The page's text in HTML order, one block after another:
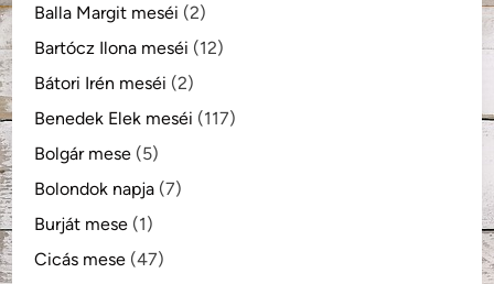
Balla Margit meséi (2)
Bartócz Ilona meséi (12)
Bátori Irén meséi (2)
Benedek Elek meséi (117)
Bolgár mese (5)
Bolondok napja (7)
Burját mese (1)
Cicás mese (47)